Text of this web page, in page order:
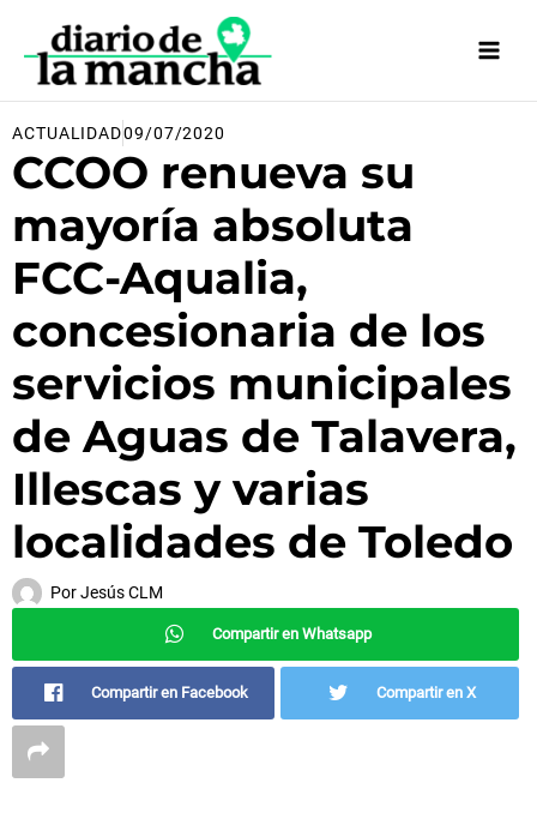
contenido
ACTUALIDAD09/07/2020
CCOO renueva su
mayoría absoluta
FCC-Aqualia,
concesionaria de los
servicios municipales
de Aguas de Talavera,
Illescas y varias
localidades de Toledo
PorJesús CLM
Compartir en Whatsapp
Compartir en Facebook Compartir en X